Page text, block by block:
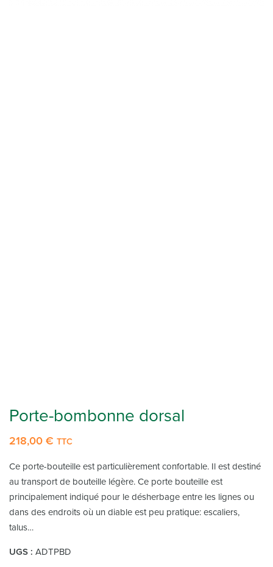
Porte-bombonne dorsal
218,00 € TTC
Ce porte-bouteille est particulièrement confortable. Il est destiné
au transport de bouteille légère. Ce porte bouteille est
principalement indiqué pour le désherbage entre les lignes ou
dans des endroits où un diable est peu pratique: escaliers,
talus…
UGS : ADTPBD